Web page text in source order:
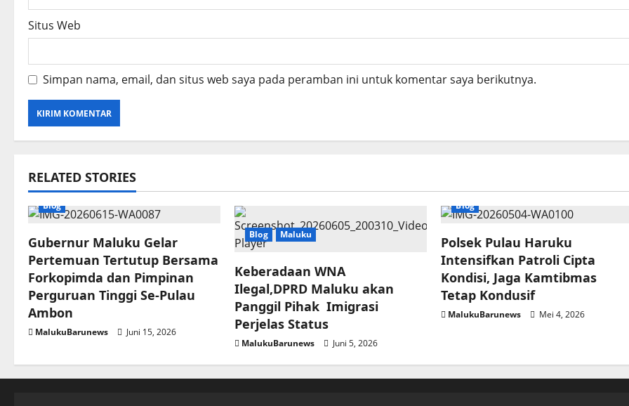
Situs Web
Simpan nama, email, dan situs web saya pada peramban ini untuk komentar saya berikutnya.
RELATED STORIES
Blog
Gubernur Maluku Gelar
Pertemuan Tertutup Bersama
Forkopimda dan Pimpinan
Perguruan Tinggi Se-Pulau
Ambon
MalukuBarunews Juni 15, 2026
Blog Maluku
Keberadaan WNA
Ilegal,DPRD Maluku akan
Panggil Pihak Imigrasi
Perjelas Status
MalukuBarunews Juni 5, 2026
Blog
Polsek Pulau Haruku
Intensifkan Patroli Cipta
Kondisi, Jaga Kamtibmas
Tetap Kondusif
MalukuBarunews Mei 4, 2026